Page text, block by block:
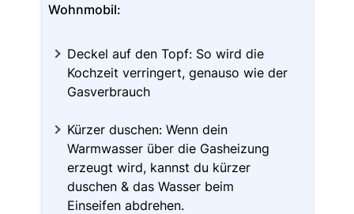
Wohnmobil:
Deckel auf den Topf: So wird die
Kochzeit verringert, genauso wie der
Gasverbrauch
Kürzer duschen: Wenn dein
Warmwasser über die Gasheizung
erzeugt wird, kannst du kürzer
duschen & das Wasser beim
Einseifen abdrehen.